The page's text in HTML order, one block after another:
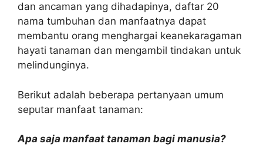
dan ancaman yang dihadapinya, daftar 20
nama tumbuhan dan manfaatnya dapat
membantu orang menghargai keanekaragaman
hayati tanaman dan mengambil tindakan untuk
melindunginya.
Berikut adalah beberapa pertanyaan umum
seputar manfaat tanaman:
Apa saja manfaat tanaman bagi manusia?